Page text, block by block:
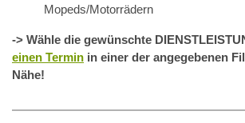
Mopeds/Motorrädern
-> Wähle die gewünschte
einen Termin in einer der angegebenen
Nähe!